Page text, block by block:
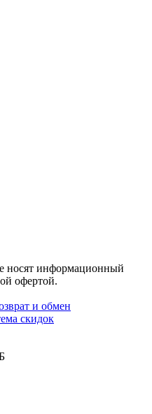
носят информационный
офертой.
и обмен
скидок